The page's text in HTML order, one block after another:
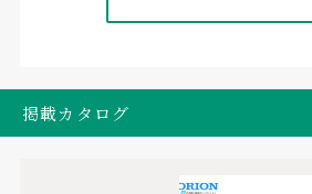
掲載カタログ